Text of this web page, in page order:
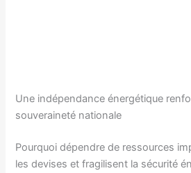
Une indépendance énergétique
souveraineté nationale
Pourquoi dépendre de ressources
les devises et fragilisent la sécurité